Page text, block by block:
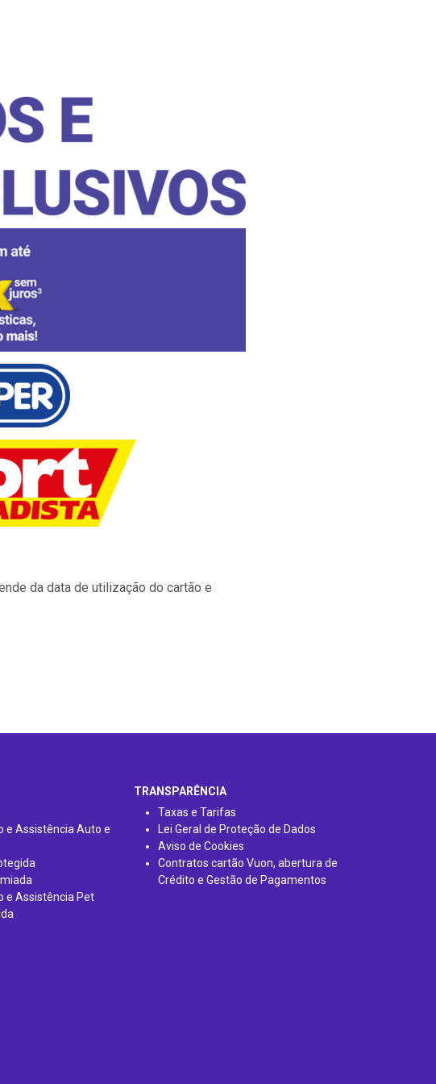
da data de utilização do cartão e
e Assistência Auto e
e Assistência Pet
TRANSPARÊNCIA
Taxas e Tarifas
Lei Geral de Proteção de Dados
Aviso de Cookies
Contratos cartão Vuon, abertura de
Crédito e Gestão de Pagamentos